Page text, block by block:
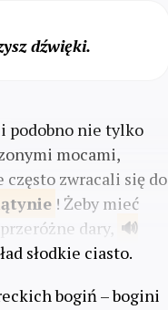
dźwięki.
podobno nie tylko
mocami,
zwracali się do
! Żeby mieć
dary,
słodkie ciasto.
bogiń – bogini